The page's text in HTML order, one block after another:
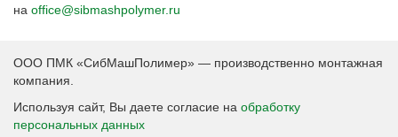
на office@sibmashpolymer.ru
ООО ПМК «СибМашПолимер» — производственно монтажная
компания.
Используя сайт, Вы даете согласие на обработку
персональных данных